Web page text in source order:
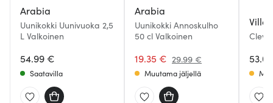
Arabia
Uunikokki Uunivuoka 2,5
L Valkoinen
54.99 €
Saatavilla
Arabia
Uunikokki Annoskulho
50 cl Valkoinen
19.35 € 29.99 €
Muutama jäljellä